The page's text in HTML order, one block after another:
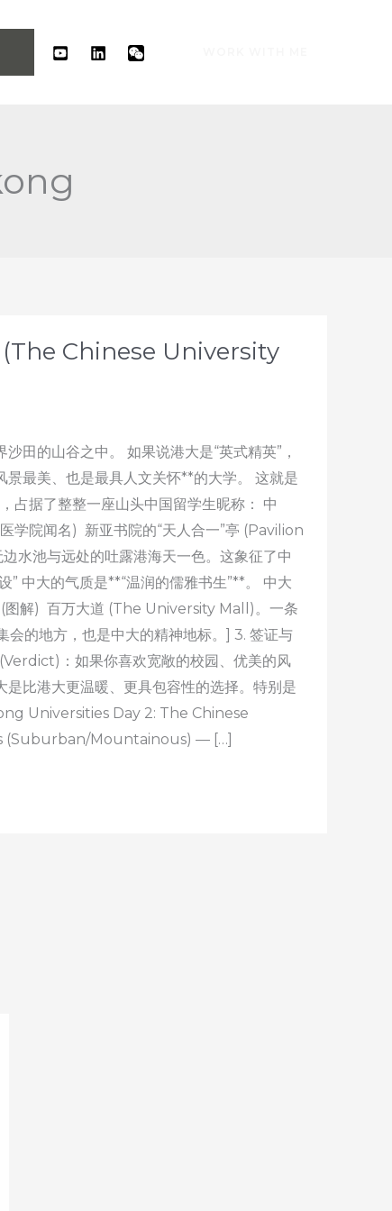
(The Chinese University
田的山谷之中。 如果说港大是“英式精英”，
景最美、也是最具人文关怀**的大学。 这就是
据了整整一座山头中国留学生昵称： 中
学院闻名) 新亚书院的“天人合一”亭 (Pavilion
水池与远处的吐露港海天一色。这象征了中
” 中大的气质是**“温润的儒雅书生”**。 中大
(图解) 百万大道 (The University Mall)。一条
会的地方，也是中大的精神地标。] 3. 签证与
：如果你喜欢宽敞的校园、优美的风
比港大更温暖、更具包容性的选择。特别是
Universities Day 2: The Chinese
(Suburban/Mountainous) — […]